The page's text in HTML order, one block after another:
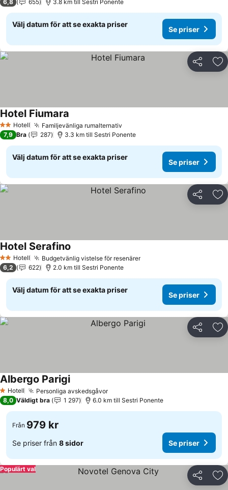
6,8 655 3.8 km till Sestri Ponente
Välj datum för att se exakta priser
Se priser
Dela
2 Stjärnor
Hotell Familjevänliga rumalternativ
Hotel Fiumara
7,9 Bra 287 3.3 km till Sestri Ponente
Välj datum för att se exakta priser
Se priser
Dela
2 Stjärnor
Hotell Budgetvänlig vistelse för resenärer
Hotel Serafino
6,2 622 2.0 km till Sestri Ponente
Välj datum för att se exakta priser
Se priser
Dela
1 Stjärnor
Hotell Personliga avskedsgåvor
Albergo Parigi
8,0 Väldigt bra 1 297 6.0 km till Sestri Ponente
Från 979 kr
Se priser från 8 sidor Se priser
Dela
Populärt val